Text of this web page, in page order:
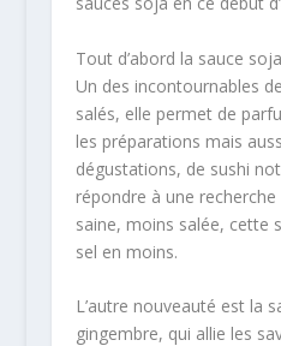
Tout d’abord la sauce
Un des incontournables
salés, elle permet de
les préparations mais
dégustations, de sushi
répondre à une
saine, moins salée, cette
sel en moins.
L’autre nouveauté est la
gingembre, qui allie les